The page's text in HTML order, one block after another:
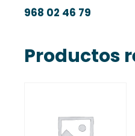
968 02 46 79
Productos